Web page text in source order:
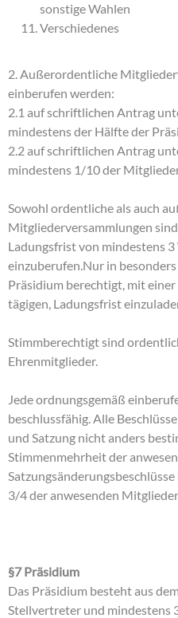
sonstige Wahlen
Verschiedenes
2. Außerordentliche
einberufen werden:
2.1 auf schriftlichen Antrag
mindestens der Hälfte der
2.2 auf schriftlichen Antrag
mindestens 1/10 der
Sowohl ordentliche als auch
Mitgliederversammlungen
Ladungsfrist von mindestens
einzuberufen.Nur in
Präsidium berechtigt, mit
tägigen, Ladungsfrist
Stimmberechtigt sind
Ehrenmitglieder.
Jede ordnungsgemäß
beschlussfähig. Alle
und Satzung nicht anders
Stimmenmehrheit der
3/4 der anwesenden
§7 Präsidium
Das Präsidium besteht aus
Stellvertreter und mindestens